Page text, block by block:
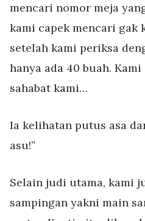
mencari nomor meja
kami capek mencari gak
setelah kami periksa
hanya ada 40 buah.
sahabat kami…
Ia kelihatan putus asa
asu!”
Selain judi utama, kami
sampingan yakni main